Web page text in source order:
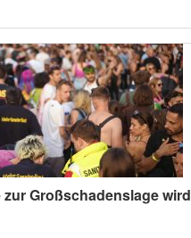
zur Großschadenslage wird